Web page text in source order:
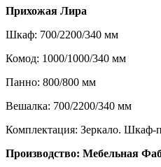
Прихожая Лира
Шкаф: 700/2200/340 мм
Комод: 1000/1000/340 мм
Панно: 800/800 мм
Вешалка: 700/2200/340 мм
Комплектация: Зеркало. Шкаф-
Производство: Мебельная